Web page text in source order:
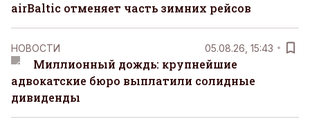
airBaltic отменяет часть зимних рейсов
НОВОСТИ 05.08.26, 15:43
Миллионный дождь: крупнейшие
адвокатские бюро выплатили солидные
дивиденды